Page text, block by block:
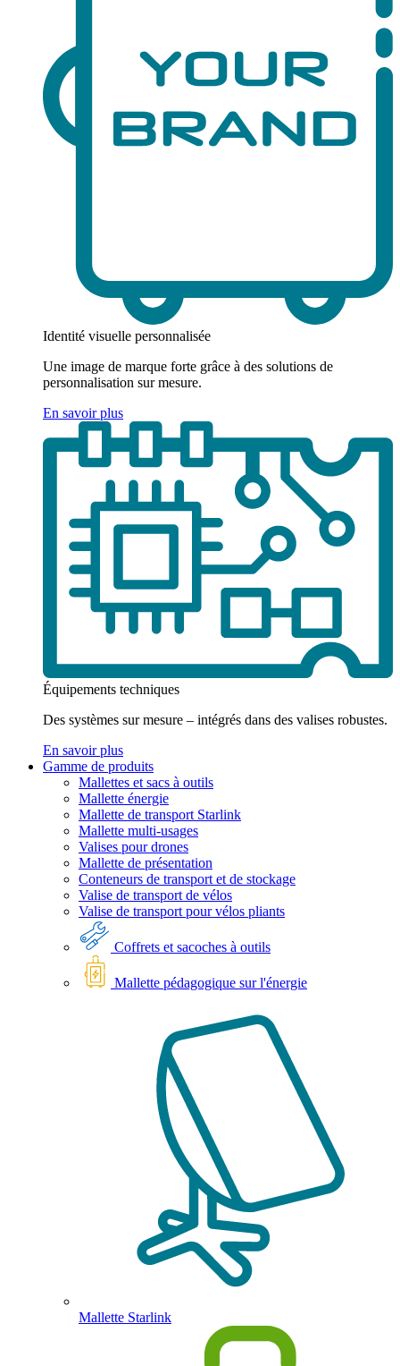
Identité visuelle personnalisée
Une image de marque forte grâce à des solutions de
personnalisation sur mesure.
En savoir plus
Équipements techniques
Des systèmes sur mesure – intégrés dans des valises robustes.
En savoir plus
Gamme de produits
Mallettes et sacs à outils
Mallette énergie
Mallette de transport Starlink
Mallette multi-usages
Valises pour drones
Mallette de présentation
Conteneurs de transport et de stockage
Valise de transport de vélos
Valise de transport pour vélos pliants
Coffrets et sacoches à outils
Mallette pédagogique sur l'énergie
Mallette Starlink